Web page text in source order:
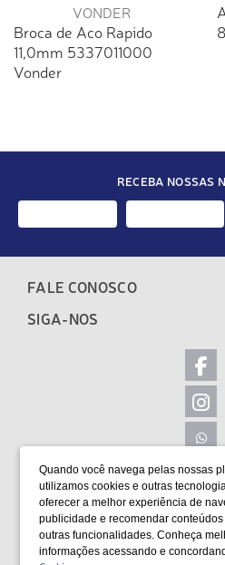
Quando você navega pelas nossas
utilizamos cookies e outras
oferecer a melhor experiência de
publicidade e recomendar
outras funcionalidades. Conheça
informações acessando e
Broca de Aco Rapido
11,0mm 5337011000
Vonder
RECEBA NOSSAS
FALE CONOSCO
SIGA-NOS
LOCALIZAÇÃO
FORMAS DE PAGAMENTO